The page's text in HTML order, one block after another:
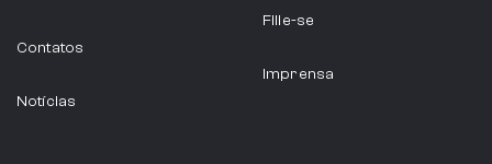
Contatos
Notícias
Filie-se
Imprensa